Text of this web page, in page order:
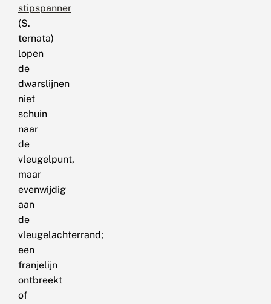
stipspanner
(S.
ternata)
lopen
de
dwarslijnen
niet
schuin
naar
de
vleugelpunt,
maar
evenwijdig
aan
de
vleugelachterrand;
een
franjelijn
ontbreekt
of